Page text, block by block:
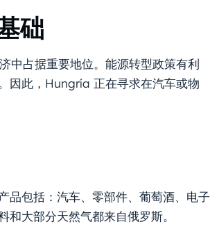
础
中占据重要地位。能源转型政策有利
因此，Hungría 正在寻求在汽车或物
品包括：汽车、零部件、葡萄酒、电子
大部分天然气都来自俄罗斯。